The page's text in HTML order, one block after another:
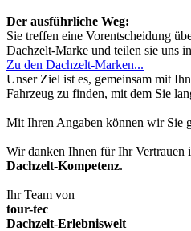
Der ausführliche Weg:
Sie treffen eine Vorentscheidung
Dachzelt-Marke und teilen sie uns
Zu den Dachzelt-Marken...
Unser Ziel ist es, gemeinsam mit
Fahrzeug zu finden, mit dem Sie
Mit Ihren Angaben können wir Sie
Wir danken Ihnen für Ihr Vertrauen
Dachzelt-Kompetenz.
Ihr Team von
tour-tec
Dachzelt-Erlebniswelt